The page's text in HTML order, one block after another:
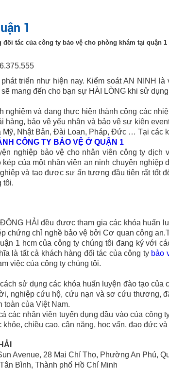
1
tác của công ty bảo vệ cho phòng khám tại quận
triển như hiện nay. Kiểm soát AN NINH
mang đến cho bạn sự HÀI LÒNG khi sử dụng
nghiệm và đang thực hiện thành công các
hàng, bảo vệ yếu nhân và bảo vệ sự kiện
Nhật Bản, Đài Loan, Pháp, Đức … Tại các
CÔNG TY BẢO VỆ Ở QUẬN 1
nghiệp bảo vệ cho nhân viên công ty dịch
của một nhân viên an ninh chuyên nghiệp
và tạo được sự ấn tượng đầu tiên rất tốt
tôi.
ĐÔNG HẢI đều được tham gia các khóa huấn
chứng chỉ nghề bảo vệ bởi Cơ quan công
1 hcmcủa công ty chúng tôi đang ký với
là tất cả khách hàng đối tác của công ty bảo
việc của công ty chúng tôi.
sử dụng các khóa huấn luyện đào tạo của
nghiệp cứu hộ, cứu nạn và sơ cứu thương,
toàn của Việt Nam.
các nhân viên tuyển dụng đầu vào của công
chiều cao, cân nặng, học vấn, đạo đức và
Avenue, 28 Mai Chí Thọ, Phường An Phú,
Bình, Thành phố Hồ Chí Minh